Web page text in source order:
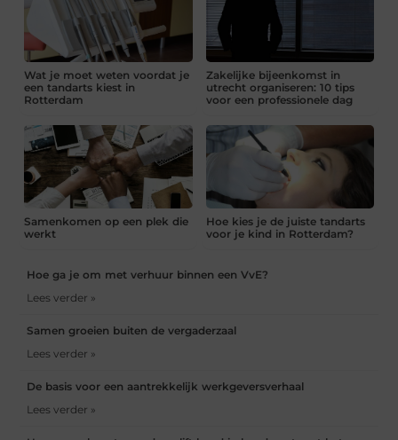
Wat je moet weten voordat je
een tandarts kiest in
Rotterdam
Zakelijke bijeenkomst in
utrecht organiseren: 10 tips
voor een professionele dag
Samenkomen op een plek die
werkt
Hoe kies je de juiste tandarts
voor je kind in Rotterdam?
Hoe ga je om met verhuur binnen een VvE?
Lees verder »
Samen groeien buiten de vergaderzaal
Lees verder »
De basis voor een aantrekkelijk werkgeversverhaal
Lees verder »